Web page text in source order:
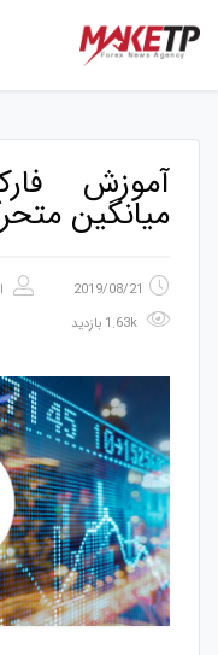
آموزش
میانگین
2019/08/21